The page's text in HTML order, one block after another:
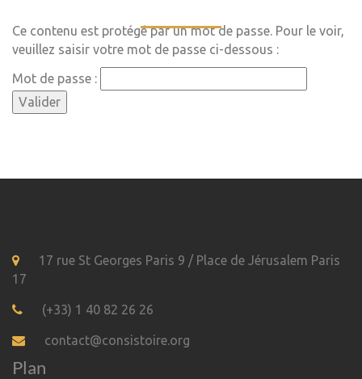
Ce contenu est protégé par un mot de passe. Pour le voir,
veuillez saisir votre mot de passe ci-dessous :
Mot de passe :
17 rue St Georges Paris 9 / Place de Jérusalem Paris
17
(+33) 1 40 82 26 26
contact@consistoire.org
Plan